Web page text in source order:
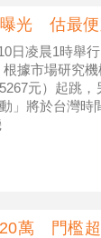
光 估最
日凌晨1時舉
據市場研究
元）起跳
將於台灣時
萬 門檻